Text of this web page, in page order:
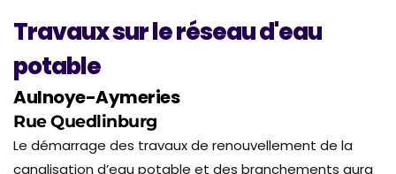
Travaux sur le réseau d'eau
potable
Aulnoye-Aymeries
Rue Quedlinburg
Le démarrage des travaux de renouvellement de la
canalisation d’eau potable et des branchements aura